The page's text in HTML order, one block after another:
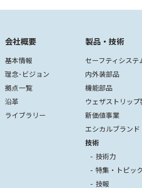
会社概要
基本情報
理念･ビジョン
拠点一覧
沿革
ライブラリー
製品・技術
セーフティシステ
内外装部品
機能部品
ウェザストリップ
新価値事業
エシカルブラン
技術
技術力
特集・トピッ
技報